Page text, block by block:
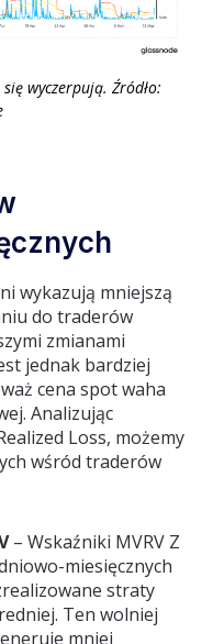
wyczerpują. Źródło:
wykazują mniejszą
do traderów
zmianami
jednak bardziej
cena spot waha
Analizując
Loss, możemy
wśród traderów
– Wskaźniki MVRV Z
miesięcznych
straty
Ten wolniej
mniej